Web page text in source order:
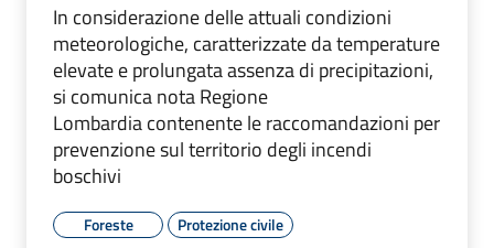
In considerazione delle attuali condizioni
meteorologiche, caratterizzate da temperature
elevate e prolungata assenza di precipitazioni,
si comunica nota Regione
Lombardia contenente le raccomandazioni per
prevenzione sul territorio degli incendi
boschivi
Foreste Protezione civile